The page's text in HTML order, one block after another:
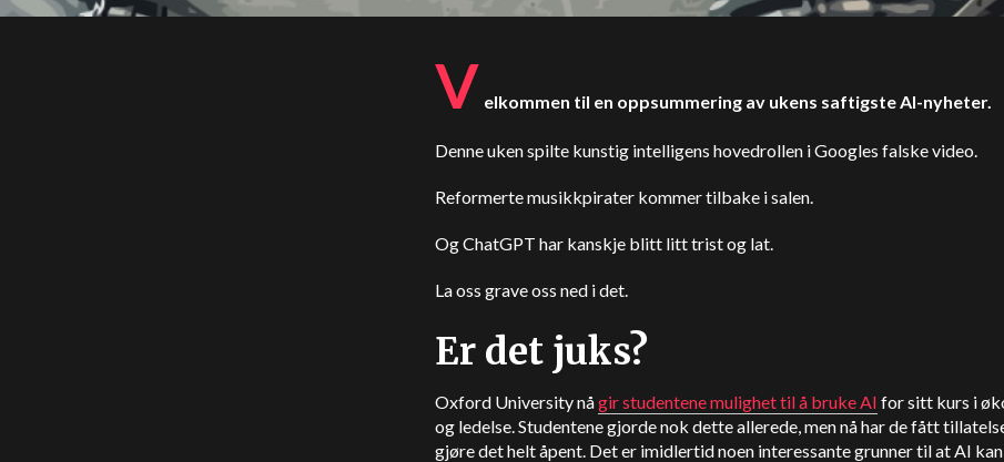
V elkommen til en oppsummering av ukens saftigste AI-nyheter.
Denne uken spilte kunstig intelligens hovedrollen i Googles falske video.
Reformerte musikkpirater kommer tilbake i salen.
Og ChatGPT har kanskje blitt litt trist og lat.
La oss grave oss ned i det.
Er det juks?
Oxford University någir studentene mulighet til å bruke AI for sitt kurs i
og ledelse. Studentene gjorde nok dette allerede, men nå har de fått
gjøre det helt åpent. Det er imidlertid noen interessante grunner til at AI